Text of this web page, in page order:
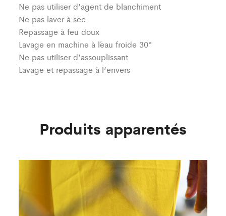
Ne pas utiliser d’agent de blanchiment
Ne pas laver à sec
Repassage à feu doux
Lavage en machine à l´eau froide 30°
Ne pas utiliser d’assouplissant
Lavage et repassage à l’envers
Produits apparentés